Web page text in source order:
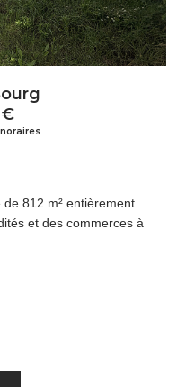
€
812 m² entièrement
et des commerces à